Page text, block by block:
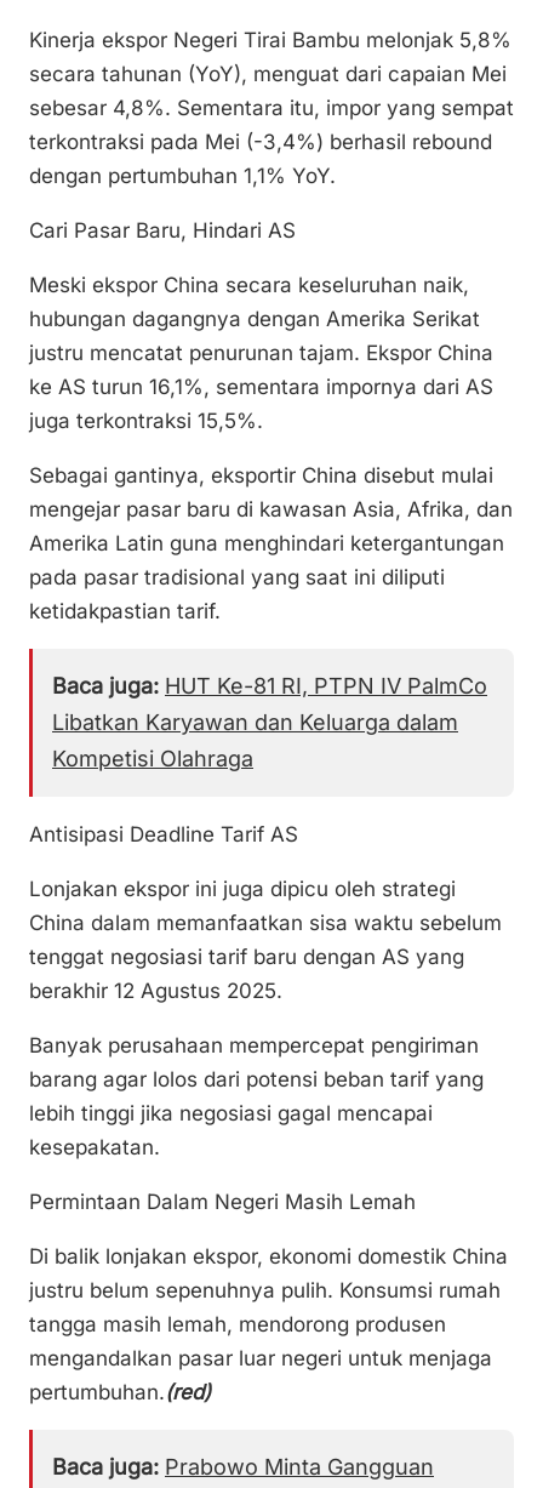
Kinerja ekspor Negeri Tirai Bambu melonjak 5,8%
secara tahunan (YoY), menguat dari capaian Mei
sebesar 4,8%. Sementara itu, impor yang sempat
terkontraksi pada Mei (-3,4%) berhasil rebound
dengan pertumbuhan 1,1% YoY.
Cari Pasar Baru, Hindari AS
Meski ekspor China secara keseluruhan naik,
hubungan dagangnya dengan Amerika Serikat
justru mencatat penurunan tajam. Ekspor China
ke AS turun 16,1%, sementara impornya dari AS
juga terkontraksi 15,5%.
Sebagai gantinya, eksportir China disebut mulai
mengejar pasar baru di kawasan Asia, Afrika, dan
Amerika Latin guna menghindari ketergantungan
pada pasar tradisional yang saat ini diliputi
ketidakpastian tarif.
Baca juga: HUT Ke-81 RI, PTPN IV PalmCo
Libatkan Karyawan dan Keluarga dalam
Kompetisi Olahraga
Antisipasi Deadline Tarif AS
Lonjakan ekspor ini juga dipicu oleh strategi
China dalam memanfaatkan sisa waktu sebelum
tenggat negosiasi tarif baru dengan AS yang
berakhir 12 Agustus 2025.
Banyak perusahaan mempercepat pengiriman
barang agar lolos dari potensi beban tarif yang
lebih tinggi jika negosiasi gagal mencapai
kesepakatan.
Permintaan Dalam Negeri Masih Lemah
Di balik lonjakan ekspor, ekonomi domestik China
justru belum sepenuhnya pulih. Konsumsi rumah
tangga masih lemah, mendorong produsen
mengandalkan pasar luar negeri untuk menjaga
pertumbuhan.(red)
Baca juga: Prabowo Minta Gangguan